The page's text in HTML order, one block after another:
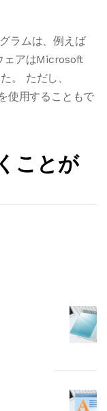
ラムは、例えば
ェアはMicrosoft
。 ただし、
使用することもで
ことが